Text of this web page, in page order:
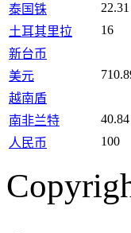
泰国铢
22.31
土耳其里拉
16
新台币
美元
越南盾
南非兰特
40.84
人民币
100